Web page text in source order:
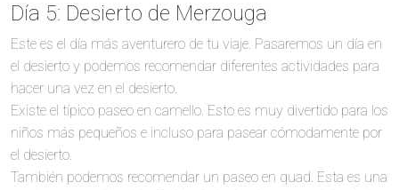
Día 5: Desierto de Merzouga
Este es el día más aventurero de tu viaje. Pasaremos un día en
el desierto y podemos recomendar diferentes actividades para
hacer una vez en el desierto.
Existe el típico paseo en camello. Esto es muy divertido para los
niños más pequeños e incluso para pasear cómodamente por
el desierto.
También podemos recomendar un paseo en quad. Esta es una